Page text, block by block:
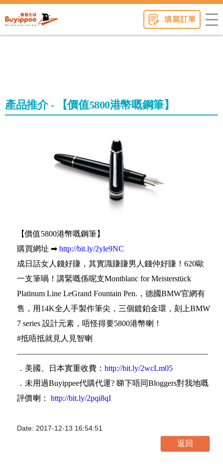
填寫訂單
產品推介 - 【價值5800港幣嘅鋼筆】
【價值5800港幣嘅鋼筆】
購買網址 ➡ http://bit.ly/2yle9NC
成日話女人錢好賺，其實識賺賺男人錢仲好賺！620歐
一支筆喎！講緊嘅係呢支Montblanc for Meisterstück
Platinum Line LeGrand Fountain Pen.，德國BMW官網有
售，用14K全人手製作筆尖，三個鍍鉑金環，刻上BMW
7 series 設計元素，唔怪得要5800港幣喇！
#抵唔抵就見人見智喇
————————————————————————
．美國、日本實重收費： http://bit.ly/2wcLm05
．未用過Buyippee代購代運? 睇下唔同Bloggers對我地嘅
評價喇： http://bit.ly/2pqi8qI
Date: 2017-12-13 16:54:51